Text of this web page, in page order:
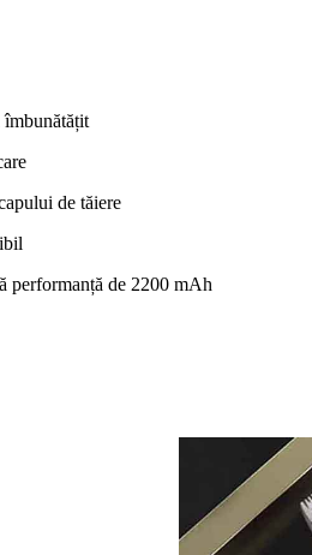
îmbunătățit
de tăiere
performanță de 2200 mAh